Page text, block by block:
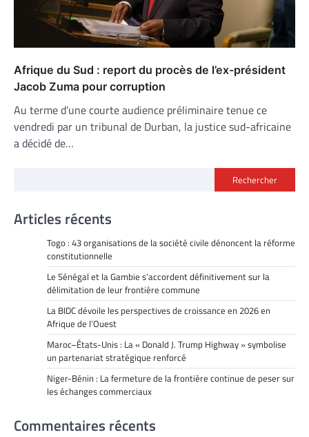
Afrique du Sud : report du procès de l’ex-président
Jacob Zuma pour corruption
Au terme d’une courte audience préliminaire tenue ce
vendredi par un tribunal de Durban, la justice sud-africaine
a décidé de…
Rechercher
Articles récents
Togo : 43 organisations de la société civile dénoncent la réforme
constitutionnelle
Le Sénégal et la Gambie s’accordent définitivement sur la
délimitation de leur frontière commune
La BIDC dévoile les perspectives de croissance en 2026 en
Afrique de l’Ouest
Maroc–États-Unis : La « Donald J. Trump Highway » symbolise
un partenariat stratégique renforcé
Niger-Bénin : La fermeture de la frontière continue de peser sur
les échanges commerciaux
Commentaires récents